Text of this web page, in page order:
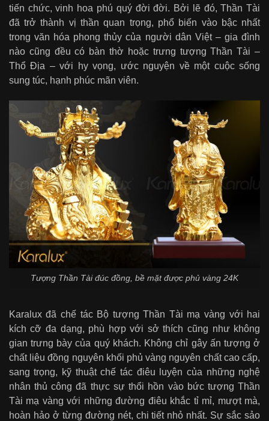
tiến chức, vinh hoa phú quý đời đời. Bởi lẽ đó, Thần Tài
đã trở thành vị thần quan trọng, phổ biến vào bậc nhất
trong văn hóa phong thủy của người dân Việt – gia đình
nào cũng đều có bàn thờ hoặc trưng tượng Thần Tài –
Thổ Địa – với hy vọng, ước nguyện về một cuộc sống
sung túc, hạnh phúc mãn viên.
Tượng Thần Tài đúc đồng, bề mặt được phủ vàng 24K
Karalux đã chế tác Bộ tượng Thần Tài mạ vàng với hai
kích cỡ đa dạng, phù hợp với sở thích cũng như không
gian trưng bày của quý khách. Không chỉ gây ấn tượng ở
chất liệu đồng nguyên khối phủ vàng nguyên chất cao cấp,
sang trọng, kỹ thuật chế tác điêu luyện của những nghệ
nhân thủ công đã thực sự thổi hồn vào bức tượng Thần
Tài mạ vàng với những đường điêu khắc tỉ mỉ, mượt mà,
hoàn hảo ở từng đường nét, chi tiết nhỏ nhất. Sự sắc sảo